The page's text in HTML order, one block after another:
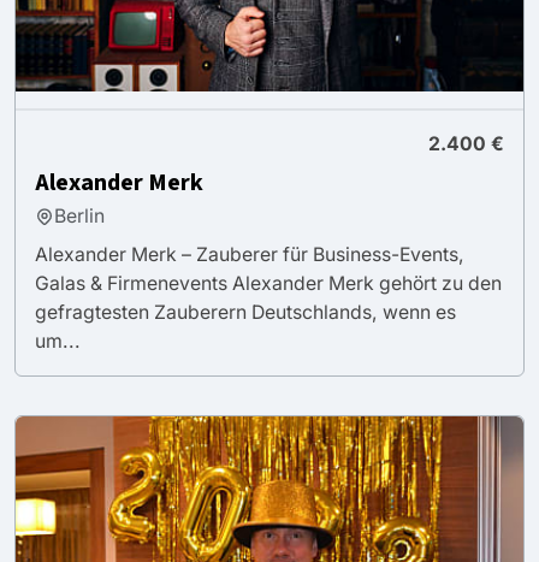
2.400 €
Alexander Merk
Berlin
Alexander Merk – Zauberer für Business-Events,
Galas & Firmenevents Alexander Merk gehört zu den
gefragtesten Zauberern Deutschlands, wenn es
um...